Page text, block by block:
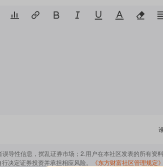
导性信息，扰乱证券市场；2.用户在本社区发表的所有资
决定证券投资并承担相应风险。
《东方财富社区管理规定》